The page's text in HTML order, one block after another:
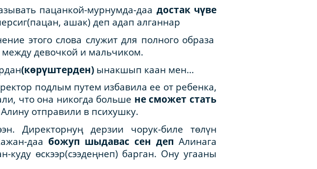
пацанкой-мурнумда-даа достак чүве
ашак) деп адап алганнар
этого слова служит для полного образа
девочкой и мальчиком.
(көрүштерден) ынакшып каан мен...
подлым путем избавила ее от ребенка,
что она никогда больше не сможет стать
Алину отправили в психушку.
Директорнуң дерзии чорук-биле төлүн
даа божуп шыдавас сен депАлинага
өскээр(сээдеңнеп) барган. Ону угааны